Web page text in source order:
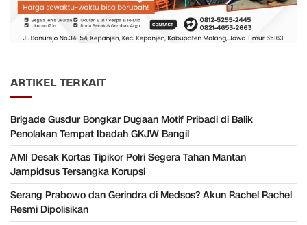
ARTIKEL TERKAIT
Brigade Gusdur Bongkar Dugaan Motif Pribadi di Balik
Penolakan Tempat Ibadah GKJW Bangil
AMI Desak Kortas Tipikor Polri Segera Tahan Mantan
Jampidsus Tersangka Korupsi
Serang Prabowo dan Gerindra di Medsos? Akun Rachel Rachel
Resmi Dipolisikan